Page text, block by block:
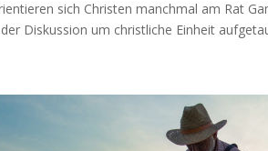
sich Chris­ten manch­mal am Rat
Diskus­sion um christliche Ein­heit